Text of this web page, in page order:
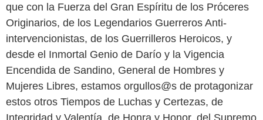
que con la Fuerza del Gran Espíritu de los Próceres
Originarios, de los Legendarios Guerreros Anti-
intervencionistas, de los Guerrilleros Heroicos, y
desde el Inmortal Genio de Darío y la Vigencia
Encendida de Sandino, General de Hombres y
Mujeres Libres, estamos orgullos@s de protagonizar
estos otros Tiempos de Luchas y Certezas, de
Integridad y Valentía, de Honra y Honor, del Supremo